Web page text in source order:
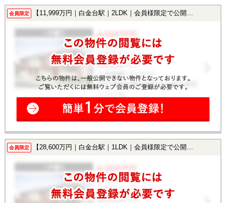
会員限定 【11,999万円｜白金台駅｜2LDK｜会員様限定で公開中！】
会員限定 【28,600万円｜白金台駅｜1LDK｜会員様限定で公開中！】